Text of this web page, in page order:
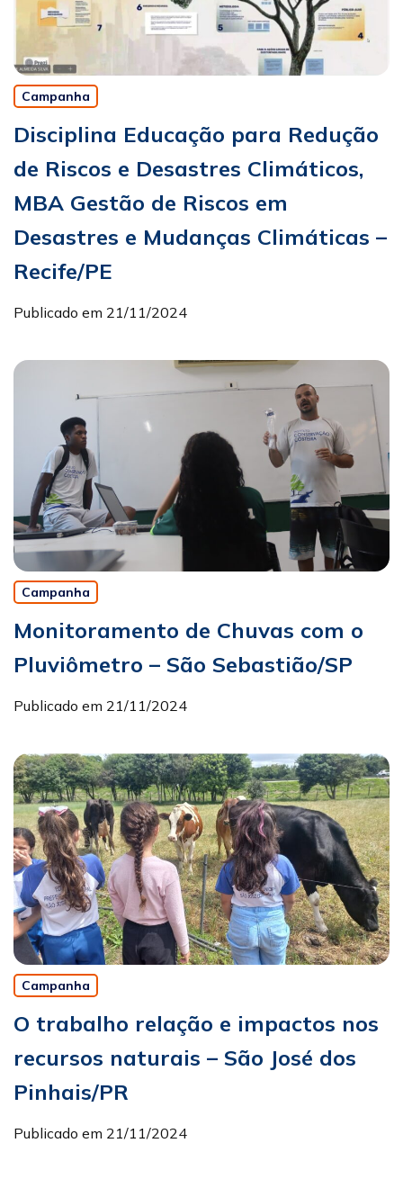
Campanha
Disciplina Educação para Redução
de Riscos e Desastres Climáticos,
MBA Gestão de Riscos em
Desastres e Mudanças Climáticas –
Recife/PE
Publicado em 21/11/2024
Campanha
Monitoramento de Chuvas com o
Pluviômetro – São Sebastião/SP
Publicado em 21/11/2024
Campanha
O trabalho relação e impactos nos
recursos naturais – São José dos
Pinhais/PR
Publicado em 21/11/2024